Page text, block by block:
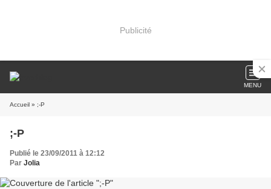
Publicité
MENU
Accueil » ;-P
;-P
Publié le 23/09/2011 à 12:12
Par Jolia